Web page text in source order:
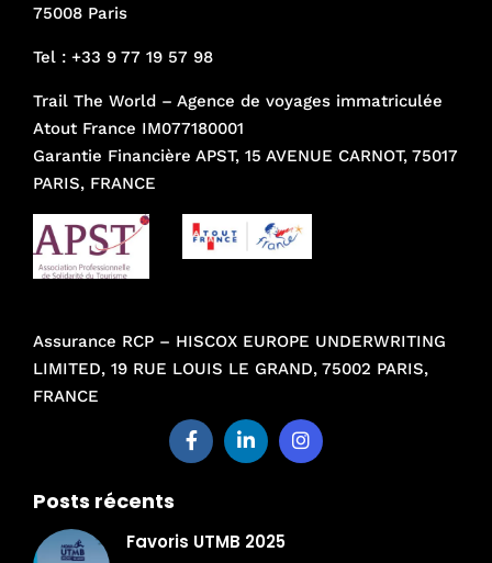
75008 Paris
Tel : +33 9 77 19 57 98
Trail The World – Agence de voyages immatriculée
Atout France IM077180001
Garantie Financière APST, 15 AVENUE CARNOT, 75017
PARIS, FRANCE
Assurance RCP – HISCOX EUROPE UNDERWRITING
LIMITED, 19 RUE LOUIS LE GRAND, 75002 PARIS,
FRANCE
Posts récents
Favoris UTMB 2025